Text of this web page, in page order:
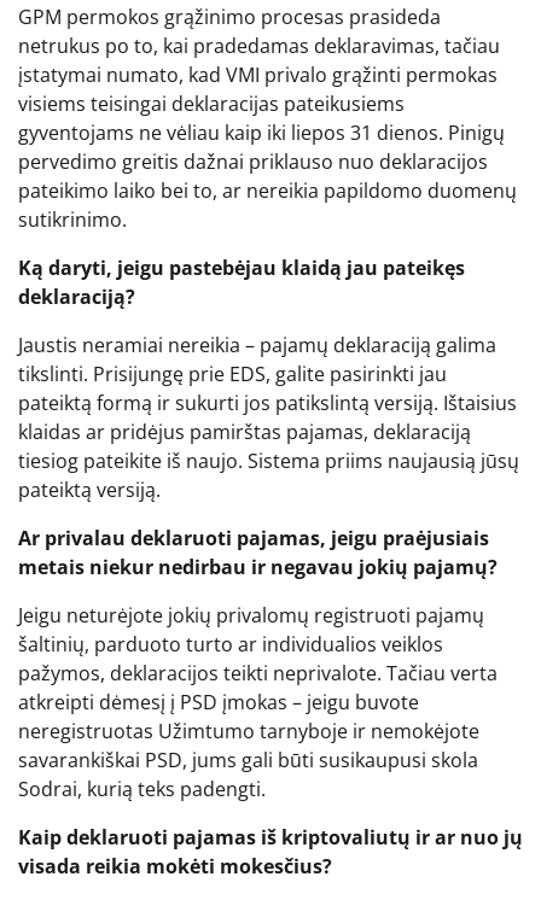
GPM permokos grąžinimo procesas prasideda
netrukus po to, kai pradedamas deklaravimas, tačiau
įstatymai numato, kad VMI privalo grąžinti permokas
visiems teisingai deklaracijas pateikusiems
gyventojams ne vėliau kaip iki liepos 31 dienos. Pinigų
pervedimo greitis dažnai priklauso nuo deklaracijos
pateikimo laiko bei to, ar nereikia papildomo duomenų
sutikrinimo.
Ką daryti, jeigu pastebėjau klaidą jau pateikęs
deklaraciją?
Jaustis neramiai nereikia – pajamų deklaraciją galima
tikslinti. Prisijungę prie EDS, galite pasirinkti jau
pateiktą formą ir sukurti jos patikslintą versiją. Ištaisius
klaidas ar pridėjus pamirštas pajamas, deklaraciją
tiesiog pateikite iš naujo. Sistema priims naujausią jūsų
pateiktą versiją.
Ar privalau deklaruoti pajamas, jeigu praėjusiais
metais niekur nedirbau ir negavau jokių pajamų?
Jeigu neturėjote jokių privalomų registruoti pajamų
šaltinių, parduoto turto ar individualios veiklos
pažymos, deklaracijos teikti neprivalote. Tačiau verta
atkreipti dėmesį į PSD įmokas – jeigu buvote
neregistruotas Užimtumo tarnyboje ir nemokėjote
savarankiškai PSD, jums gali būti susikaupusi skola
Sodrai, kurią teks padengti.
Kaip deklaruoti pajamas iš kriptovaliutų ir ar nuo jų
visada reikia mokėti mokesčius?